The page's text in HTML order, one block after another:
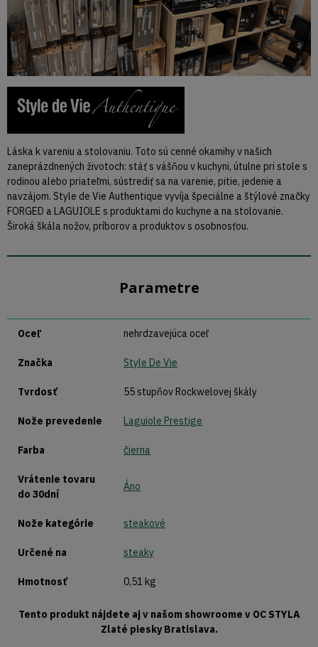
Láska k vareniu a stolovaniu. Toto sú cenné okamihy v našich
zaneprázdnených životoch: stáť s vášňou v kuchyni, útulne pri stole s
rodinou alebo priateľmi, sústrediť sa na varenie, pitie, jedenie a
navzájom. Style de Vie Authentique vyvíja špeciálne a štýlové značky
FORGED a LAGUIOLE s produktami do kuchyne a na stolovanie.
Široká škála nožov, príborov a produktov s osobnosťou.
Parametre
Oceľ nehrdzavejúca oceľ
Značka Style De Vie
Tvrdosť 55 stupňov Rockwelovej škály
Nože prevedenie Laguiole Prestige
Farba čierna
Vrátenie tovaru
do 30dní
Áno
Nože kategórie steakové
Určené na steaky
Hmotnosť 0,51 kg
Tento produkt nájdete aj v našom showroome v OC STYLA
Zlaté piesky Bratislava.